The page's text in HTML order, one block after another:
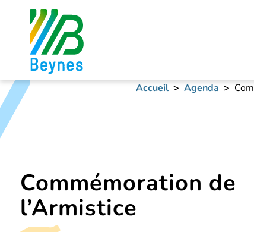
Accueil Agenda
Commémoration de
l’Armistice